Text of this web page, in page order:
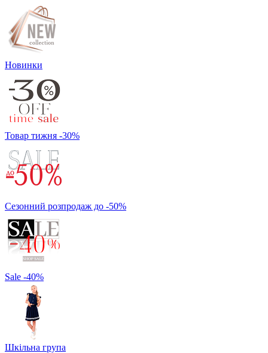
Новинки
Товар тижня -30%
Сезонний розпродаж до -50%
Sale -40%
Шкільна група